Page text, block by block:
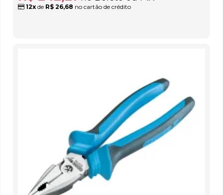
12x de R$ 26,68 no cartão de crédito